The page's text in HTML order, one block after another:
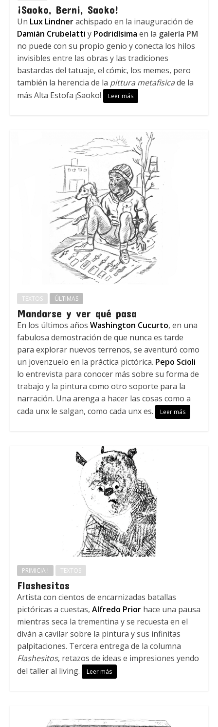
¡Saoko, Berni, Saoko!
Un Lux Lindnerachispado en la inauguración de
Damián Crubelatti y Podridísima en la galería PM
no puede con su propio genio y conecta los hilos
invisibles entre las obras y las tradiciones
bastardas del tatuaje, el cómic, los memes, pero
también la herencia de la pittura metafisicade la
más Alta Estofa ¡Saoko!
Leer más
TEXTOS ÚLTIMAS
Mandarse y ver qué pasa
En los últimos años Washington Cucurto, en una
fabulosa demostración de que nunca es tarde
para explorar nuevos terrenos, se aventuró como
un jovenzuelo en la práctica pictórica. Pepo Scioli
lo entrevista para conocer más sobre su forma de
trabajo y la pintura como otro soporte para la
narración. Una arenga a hacer las cosas como a
cada unx le salgan, como cada unx es.
Leer más
PRIMICIA ! TEXTOS
Flashesitos
Artista con cientos de encarnizadas batallas
pictóricas a cuestas, Alfredo Priorhace una pausa
mientras seca la trementina y se recuesta en el
diván a cavilar sobre la pintura y sus infinitas
palpitaciones. Tercera entrega de la columna
Flashesitos, retazos de ideas e impresiones yendo
del taller al living.
Leer más